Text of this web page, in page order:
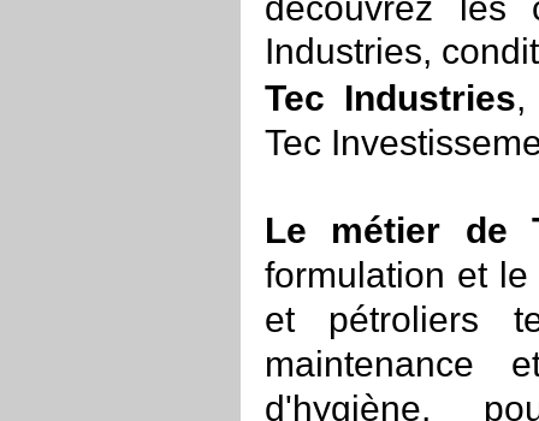
Industries,
Tec Industries,
Tec
Le métier
de
formulation et
et pétroliers
maintenance
d'hygiène,